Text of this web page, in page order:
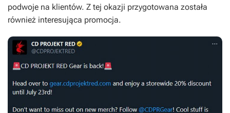
podwoje na klientów. Z tej okazji przygotowana została
również interesująca promocja.